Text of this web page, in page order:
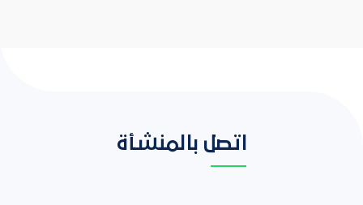
اتصل بالمنشأة